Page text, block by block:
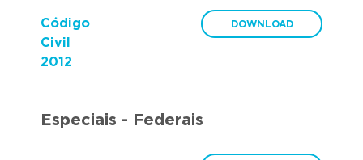
Código
Civil
2012
Especiais - Federais